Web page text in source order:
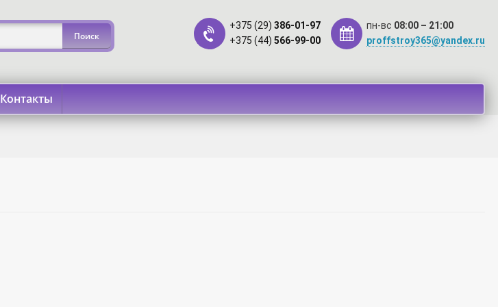
+375 (29) 386-01-97
+375 (44) 566-99-00
пн-вс 08:00 – 21:00
proffstroy365@yandex.ru
Контакты